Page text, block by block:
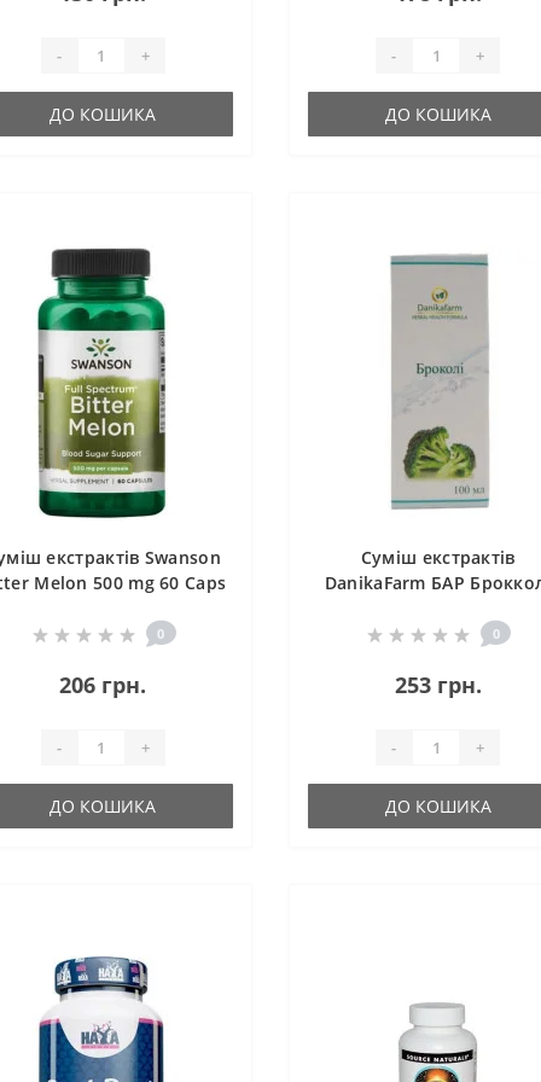
- +
ДО КОШИКА
- +
ДО КОШИКА
екстрактів Swanson
Melon 500 mg 60 Caps
0
206 грн.
- +
ДО КОШИКА
Суміш екстрактів
DanikaFarm БАР
0
253 грн.
- +
ДО КОШИКА